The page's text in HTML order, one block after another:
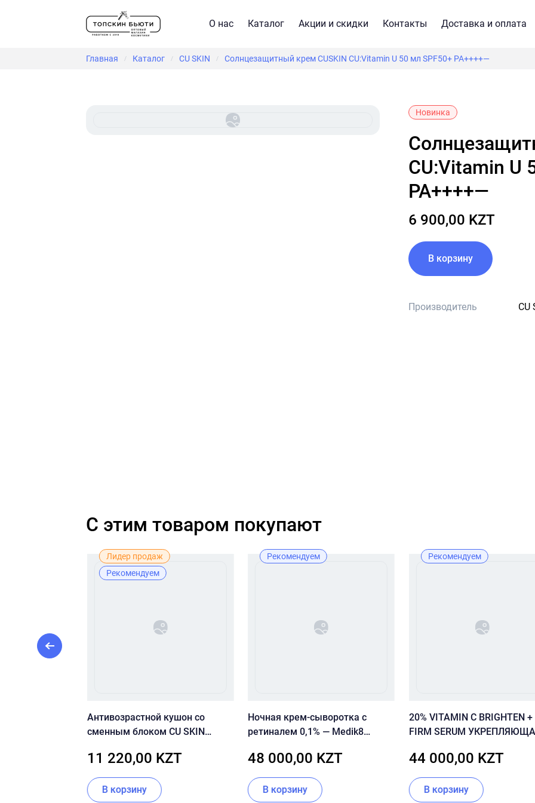
О нас Каталог Акции и скидки Контакты Доставка и оплата
Главная / Каталог / CU SKIN / Солнцезащитный крем CUSKIN CU:Vitamin U 50 мл SPF50+ PA++++—
Новинка
Солнцезащитный крем CUSKIN
CU:Vitamin U
PA++++—
6 900,00 KZT
В корзину
Производитель CU
C этим товаром покупают
Лидер продаж
Рекомендуем
Антивозрастной кушон со
сменным блоком CU SKIN
PACT (SPF50+/PA+++) 21 тон
11 220,00 KZT
В корзину
Рекомендуем
Ночная крем-сыворотка с
ретиналем 0,1% — Medik8
48 000,00 KZT
В корзину
Рекомендуем
20% VITAMIN C BRIGHTEN +
FIRM SERUM
ВИТАМИНОМ С 30 ML
44 000,00 KZT
В корзину